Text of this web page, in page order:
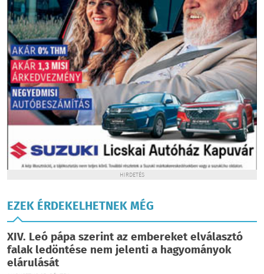
HIRDETÉS
EZEK ÉRDEKELHETNEK MÉG
XIV. Leó pápa szerint az embereket elválasztó
falak ledöntése nem jelenti a hagyományok
elárulását